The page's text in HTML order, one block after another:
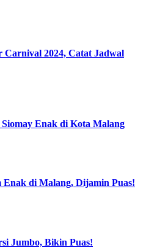
Carnival 2024, Catat Jadwal
Enak di Kota Malang
di Malang, Dijamin Puas!
Jumbo, Bikin Puas!